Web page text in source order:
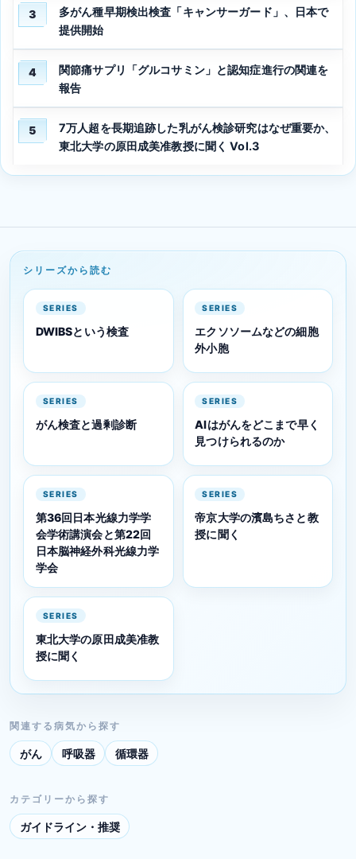
3
多がん種早期検出検査「キャンサーガード」、日本で
提供開始
4
関節痛サプリ「グルコサミン」と認知症進行の関連を
報告
5
7万人超を長期追跡した乳がん検診研究はなぜ重要か、
東北大学の原田成美准教授に聞く Vol.3
シリーズから読む
SERIES
DWIBSという検査
SERIES
エクソソームなどの細胞
外小胞
SERIES
がん検査と過剰診断
SERIES
AIはがんをどこまで早く
見つけられるのか
SERIES
第36回日本光線力学学
会学術講演会と第22回
日本脳神経外科光線力学
学会
SERIES
帝京大学の濱島ちさと教
授に聞く
SERIES
東北大学の原田成美准教
授に聞く
関連する病気から探す
がん 呼吸器 循環器
カテゴリーから探す
ガイドライン・推奨